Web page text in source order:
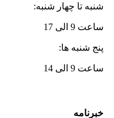
شنبه تا چهار شنبه:
ساعت 9 الی 17
پنج شنبه ها:
ساعت 9 الی 14
خبرنامه